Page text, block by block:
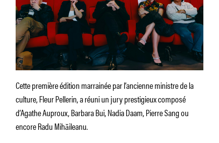
Cette première édition marrainée par l’ancienne ministre de la
culture, Fleur Pellerin, a réuni un jury prestigieux composé
d’Agathe Auproux, Barbara Bui, Nadia Daam, Pierre Sang ou
encore Radu Mihăileanu.